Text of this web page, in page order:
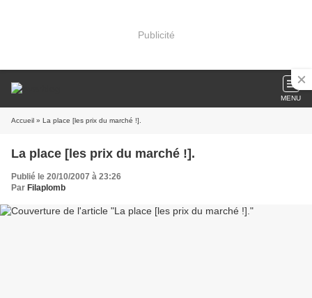
Publicité
MENU
Accueil » La place [les prix du marché !].
La place [les prix du marché !].
Publié le 20/10/2007 à 23:26
Par Filaplomb